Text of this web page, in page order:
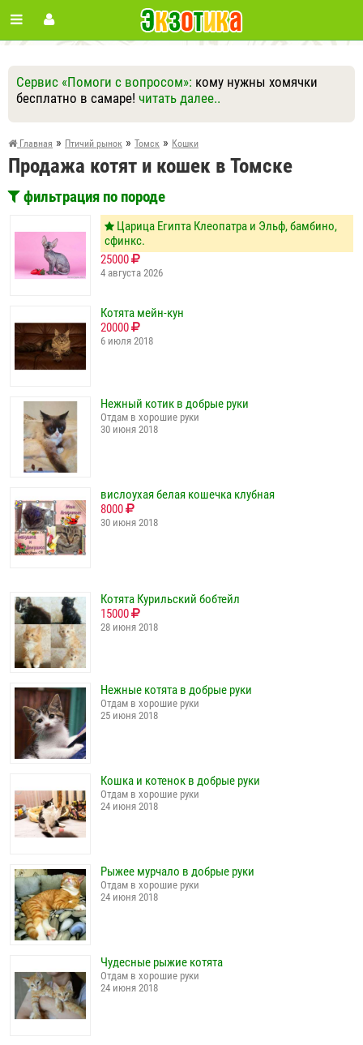
Сервис «Помоги с вопросом»: кому нужны хомячки
бесплатно в самаре! читать далее..
Ответить Другие вопросы
Задать вопрос
Главная » Птичий рынок » Томск » Кошки
Продажа котят и кошек в Томске
фильтрация по породе
Царица Египта Клеопатра и Эльф, бамбино,
сфинкс.
25000
4 августа 2026
Котята мейн-кун
20000
6 июля 2018
Нежный котик в добрые руки
Отдам в хорошие руки
30 июня 2018
вислоухая белая кошечка клубная
8000
30 июня 2018
Котята Курильский бобтейл
15000
28 июня 2018
Нежные котята в добрые руки
Отдам в хорошие руки
25 июня 2018
Кошка и котенок в добрые руки
Отдам в хорошие руки
24 июня 2018
Рыжее мурчало в добрые руки
Отдам в хорошие руки
24 июня 2018
Чудесные рыжие котята
Отдам в хорошие руки
24 июня 2018